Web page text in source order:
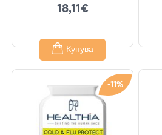
18,11€
Купува
-11%